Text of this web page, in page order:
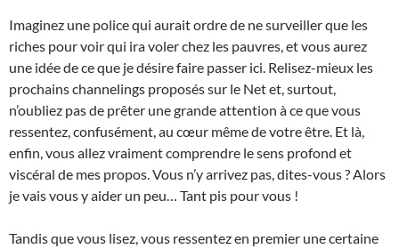
Imaginez une police qui aurait ordre de ne surveiller que les
riches pour voir qui ira voler chez les pauvres, et vous aurez
une idée de ce que je désire faire passer ici. Relisez-mieux les
prochains channelings proposés sur le Net et, surtout,
n’oubliez pas de prêter une grande attention à ce que vous
ressentez, confusément, au cœur même de votre être. Et là,
enfin, vous allez vraiment comprendre le sens profond et
viscéral de mes propos. Vous n’y arrivez pas, dites-vous ? Alors
je vais vous y aider un peu… Tant pis pour vous !
Tandis que vous lisez, vous ressentez en premier une certaine